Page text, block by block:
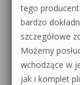
tego
bardzo
szczegółowe
Możemy
wchodzące w
jak i komplet